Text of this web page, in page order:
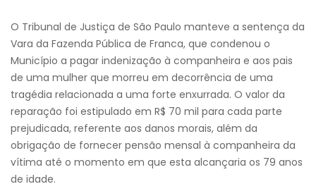
O Tribunal de Justiça de São Paulo manteve a sentença da
Vara da Fazenda Pública de Franca, que condenou o
Município a pagar indenização à companheira e aos pais
de uma mulher que morreu em decorrência de uma
tragédia relacionada a uma forte enxurrada. O valor da
reparação foi estipulado em R$ 70 mil para cada parte
prejudicada, referente aos danos morais, além da
obrigação de fornecer pensão mensal à companheira da
vítima até o momento em que esta alcançaria os 79 anos
de idade.